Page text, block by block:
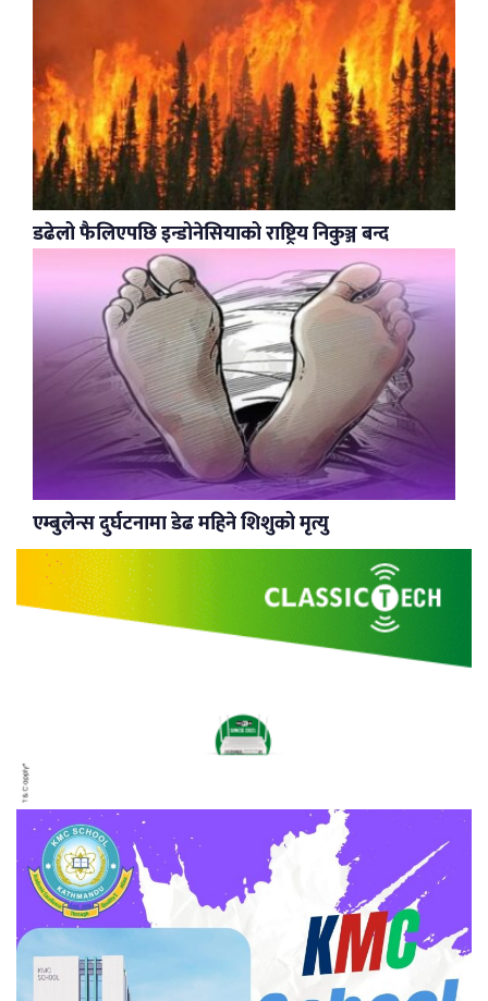
डढेलो फैलिएपछि इन्डोनेसियाको राष्ट्रिय निकुञ्ज बन्द
एम्बुलेन्स दुर्घटनामा डेढ महिने शिशुको मृत्यु